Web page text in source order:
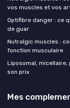
vos muscles et vos
Optifibre danger : ce
de guar
Nutralgic muscles :
fonction musculaire
Liposomal,
son prix
Mes